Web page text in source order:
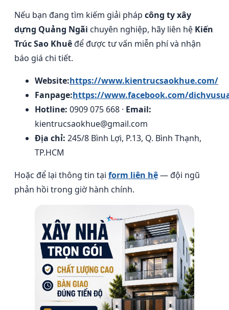
Nếu bạn đang tìm kiếm giải pháp công ty xây
dựng Quảng Ngãi chuyên nghiệp, hãy liên hệ Kiến
Trúc Sao Khuêđể được tư vấn miễn phí và nhận
báo giá chi tiết.
Website:https://www.kientrucsaokhue.com/
Fanpage:https://www.facebook.com/
Hotline: 0909 075 668 · Email:
kientrucsaokhue@gmail.com
Địa chỉ: 245/8 Bình Lợi, P.13, Q. Bình Thạnh,
TP.HCM
Hoặc để lại thông tin tại form liên hệ— đội ngũ
phản hồi trong giờ hành chính.